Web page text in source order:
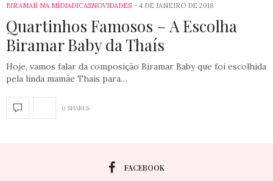
BIRAMAR NA MÍDIADICASNOVIDADES 4 DE JANEIRO DE 2018
Quartinhos Famosos – A Escolha
Biramar Baby da Thaís
Hoje, vamos falar da composição Biramar Baby que foi escolhida
pela linda mamãe Thaís para…
0 SHARES
FACEBOOK